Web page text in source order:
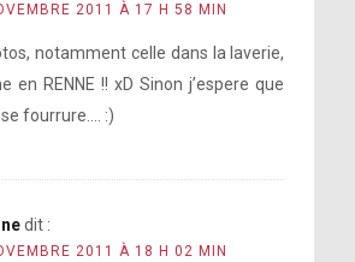
2011 À 17 H 58 MIN
notamment celle dans la laverie,
en RENNE !! xD Sinon j’espere que
fourrure…. :)
dit :
2011 À 18 H 02 MIN